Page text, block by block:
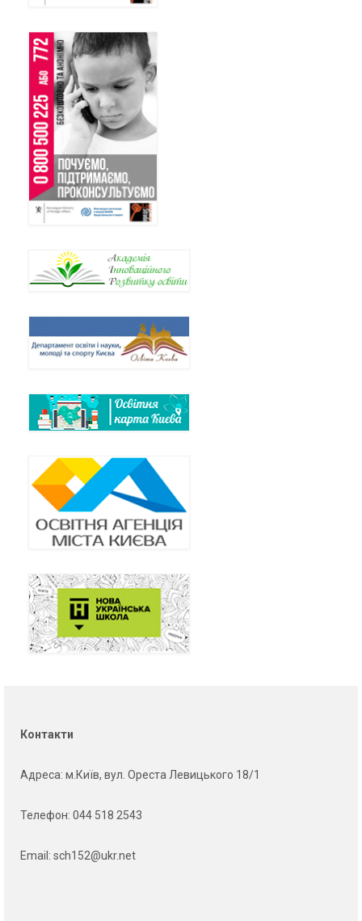
Контакти
Адреса: м.Київ, вул. Ореста Левицького 18/1
Телефон: 044 518 2543
Email: sch152@ukr.net